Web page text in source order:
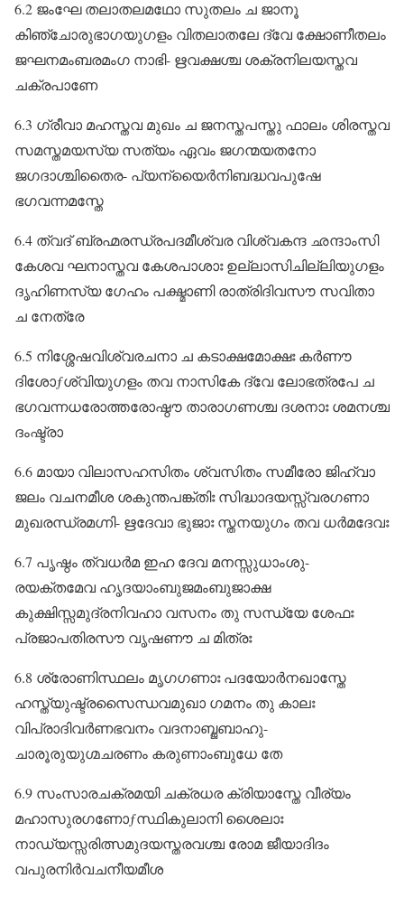
6.2 ജംഘേ തലാതലമഥോ സുതലം ച ജാനൂ
കിഞ്ചോരുഭാഗയുഗളം വിതലാതലേ ദ്വേ ക്ഷോണീതലം
ജഘനമംബരമംഗ നാഭി- ഋവക്ഷശ്ച ശക്രനിലയസ്തവ
ചക്രപാണേ
6.3 ഗ്രീവാ മഹസ്തവ മുഖം ച ജനസ്തപസ്തു ഫാലം ശിരസ്തവ
സമസ്തമയസ്യ സത്യം ഏവം ജഗന്മയതനോ
ജഗദാശ്ചിതൈര- പ്യന്യൈർനിബദ്ധവപുഷേ
ഭഗവന്നമസ്തേ
6.4 ത്വദ്‌ ബ്രഹ്മരന്ധ്രപദമീശ്വര വിശ്വകന്ദ ഛന്ദാംസി
കേശവ ഘനാസ്തവ കേശപാശാഃ ഉല്ലാസിചില്ലിയുഗളം
ദൃഹിണസ്യ ഗേഹം പക്ഷ്മാണി രാത്രിദിവസൗ സവിതാ
ച നേത്രേ
6.5 നിശ്ശേഷവിശ്വരചനാ ച കടാക്ഷമോക്ഷഃ കർണൗ
ദിശോƒശ്വിയുഗളം തവ നാസികേ ദ്വേ ലോഭത്രപേ ച
ഭഗവന്നധരോത്തരോഷ്ഠൗ താരാഗണശ്ച ദശനാഃ ശമനശ്ച
ദംഷ്ട്രാ
6.6 മായാ വിലാസഹസിതം ശ്വസിതം സമീരോ ജിഹ്വാ
ജലം വചനമീശ ശകുന്തപങ്ക്തിഃ സിദ്ധാദയസ്സ്വരഗണാ
മുഖരന്ധ്രമഗ്നി- ഋദേവാ ഭുജാഃ സ്തനയുഗം തവ ധർമദേവഃ
6.7 പൃഷ്ഠം ത്വധർമ ഇഹ ദേവ മനസ്സുധാംശു-
രയക്തമേവ ഹൃദയാംബുജമംബുജാക്ഷ
കുക്ഷിസ്സമുദ്രനിവഹാ വസനം തു സന്ധ്യേ ശേഫഃ
പ്രജാപതിരസൗ വൃഷണൗ ച മിത്രഃ
6.8 ശ്രോണിസ്ഥലം മൃഗഗണാഃ പദയോർനഖാസ്തേ
ഹസ്ത്യുഷ്ട്രസൈന്ധവമുഖാ ഗമനം തു കാലഃ
വിപ്രാദിവർണഭവനം വദനാബ്ജബാഹു-
ചാരൂരുയുഗ്മചരണം കരുണാംബുധേ തേ
6.9 സംസാരചക്രമയി ചക്രധര ക്രിയാസ്തേ വീര്യം
മഹാസുരഗണോƒസ്ഥികുലാനി ശൈലാഃ
നാഡ്യസ്സരിത്സമുദയസ്തരവശ്ച രോമ ജീയാദിദം
വപുരനിർവചനീയമീശ